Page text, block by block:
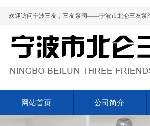
欢迎访问宁波三友，三友泵阀——宁波市北仑三友泵
网站首页 公司简介